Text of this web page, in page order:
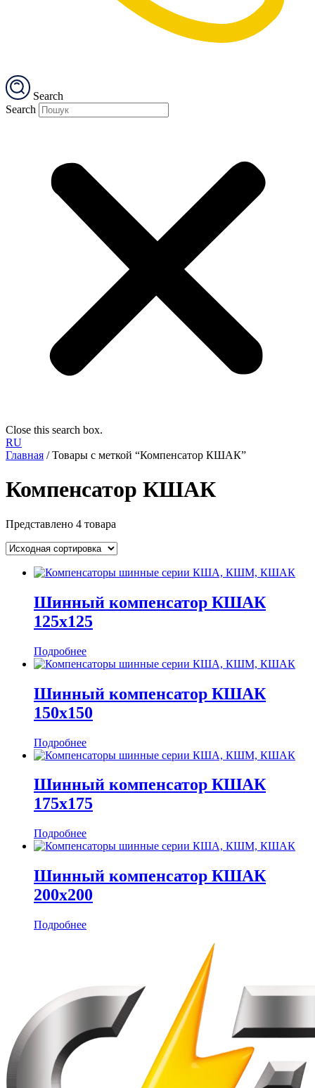
Search
Search
Close this search box.
RU
Главная / Товары с меткой “Компенсатор КШАК”
Компенсатор КШАК
Представлено 4 товара
Шинный компенсатор КШАК
125х125
Подробнее
Шинный компенсатор КШАК
150х150
Подробнее
Шинный компенсатор КШАК
175х175
Подробнее
Шинный компенсатор КШАК
200х200
Подробнее